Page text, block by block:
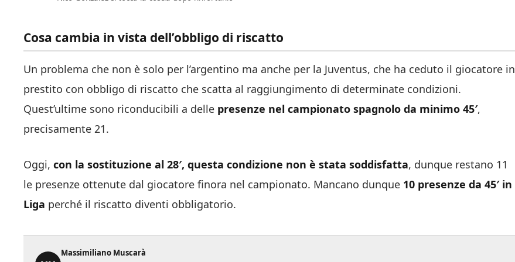
Cosa cambia in vista dell’obbligo di riscatto
Un problema che non è solo per l’argentino ma anche per la Juventus, che ha ceduto il giocatore in
prestito con obbligo di riscatto che scatta al raggiungimento di determinate condizioni.
Quest’ultime sono riconducibili a delle presenze nel campionato spagnolo da minimo 45′,
precisamente 21.
Oggi, con la sostituzione al 28′, questa condizione non è stata soddisfatta, dunque restano 11
le presenze ottenute dal giocatore finora nel campionato. Mancano dunque 10 presenze da 45′ in
Liga perché il riscatto diventi obbligatorio.
Massimiliano Muscarà